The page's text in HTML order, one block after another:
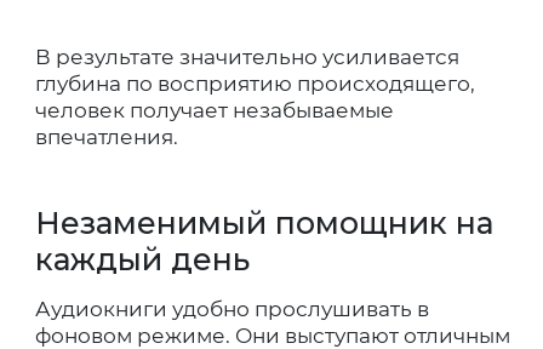
В результате значительно усиливается
глубина по восприятию происходящего,
человек получает незабываемые
впечатления.
Незаменимый помощник на
каждый день
Аудиокниги удобно прослушивать в
фоновом режиме. Они выступают отличным